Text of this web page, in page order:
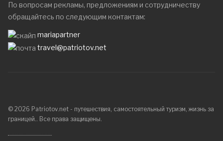
По вопросам рекламы, предложениям и сотрудничеству
обращайтесь по следующим контактам:
mariapartner
travel@patriotov.net
© 2026 Patriotov.net - путешествия, самостоятельный туризм, жизнь за
границей.. Все права защищены.